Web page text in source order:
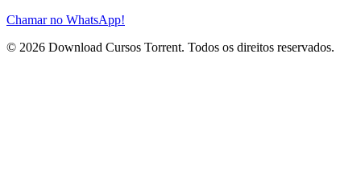
Chamar no WhatsApp!
© 2026 Download Cursos Torrent. Todos os direitos reservados.